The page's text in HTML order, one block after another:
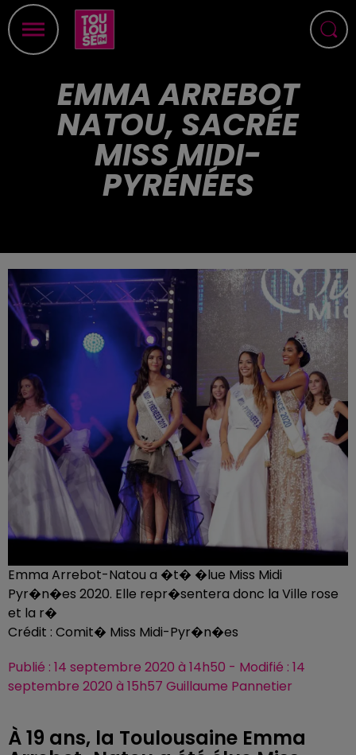
EMMA ARREBOT
NATOU, SACRÉE
MISS MIDI-
PYRÉNÉES
Emma Arrebot-Natou a �t� �lue Miss Midi
Pyr�n�es 2020. Elle repr�sentera donc la Ville rose
et la r�
Crédit : Comit� Miss Midi-Pyr�n�es
Publié : 14 septembre 2020 à 14h50 - Modifié : 14
septembre 2020 à 15h57 Guillaume Pannetier
À 19 ans, la Toulousaine Emma